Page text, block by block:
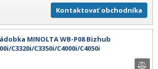
Kontaktovať obchodníka
MINOLTA WB-P08 Bizhub
C3320i/C3350i/C4000i/C4050i